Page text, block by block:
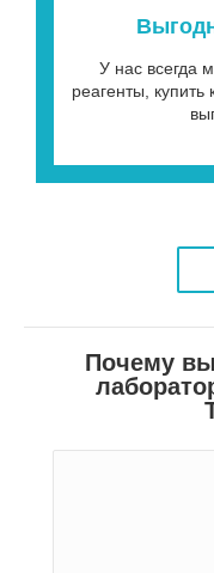
У нас всегда
реагенты,
Почему